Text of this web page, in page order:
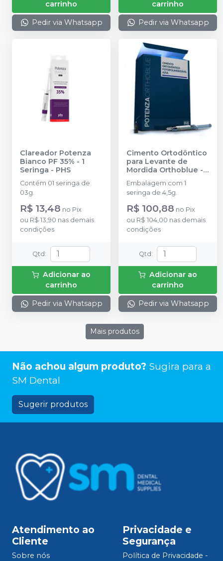
carrinho
Pedir via Whatsapp
carrinho
Pedir via Whatsapp
Clareador Potenza
Bianco PF 35% - 1
Seringa - PHS
Contém 01 seringa de
03g.
R$ 13,48 no Pix
ou R$ 13,90 nas demais
condições
Qtd :
Adicionar ao
carrinho
Pedir via Whatsapp
Cimento Ortodôntico
para Levante de
Mordida Orthoblue -
PHS
Embalagem com 1
seringa de 4,5g.
R$ 100,88 no Pix
ou R$ 104,00 nas demais
condições
Qtd :
Adicionar ao
carrinho
Pedir via Whatsapp
Mais produtos
Não achou algum produto? Sugira para a
SM Dental
Sugerir produtos
Atendimento ao
Cliente
Sobre nós
Privacidade e
Segurança
Política de Privacidade -